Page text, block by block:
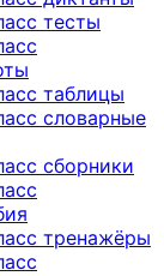
тесты
таблицы
словарные
сборники
тренажёры